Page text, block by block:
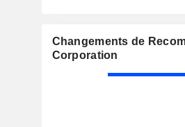
Changements de
Corporation